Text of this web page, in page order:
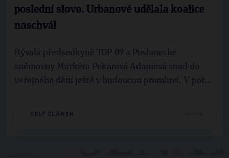
poslední slovo. Urbanové udělala koalice
naschvál
Bývalá předsedkyně TOP 09 a Poslanecké
sněmovny Markéta Pekarová Adamová snad do
veřejného dění ještě v budoucnu promluví. V poř...
CELÝ ČLÁNEK